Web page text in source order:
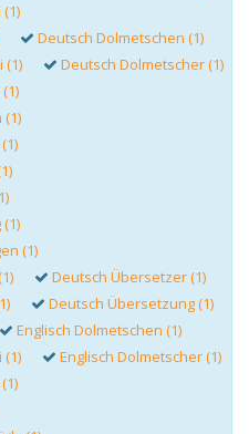
Deutsch Dolmetschen (1)
(1)
Deutsch Dolmetscher (1)
(1)
Deutsch Übersetzer (1)
Deutsch Übersetzung (1)
Englisch Dolmetschen (1)
Englisch Dolmetscher (1)